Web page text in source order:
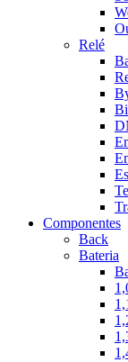
Relé
Componentes
Back
Bateria